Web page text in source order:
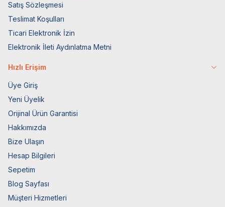
Satış Sözleşmesi
Teslimat Koşulları
Ticari Elektronik İzin
Elektronik İleti Aydınlatma Metni
Hızlı Erişim
Üye Giriş
Yeni Üyelik
Orijinal Ürün Garantisi
Hakkımızda
Bize Ulaşın
Hesap Bilgileri
Sepetim
Blog Sayfası
Müşteri Hizmetleri